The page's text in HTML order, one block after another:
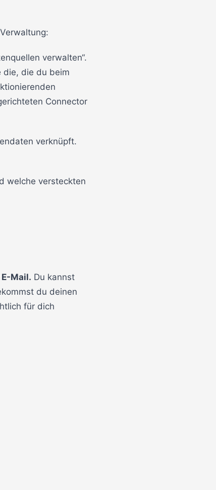
verwalten“.
die, die du beim
Connector
verknüpft.
welche versteckten
Mail. Du kannst
du deinen
für dich